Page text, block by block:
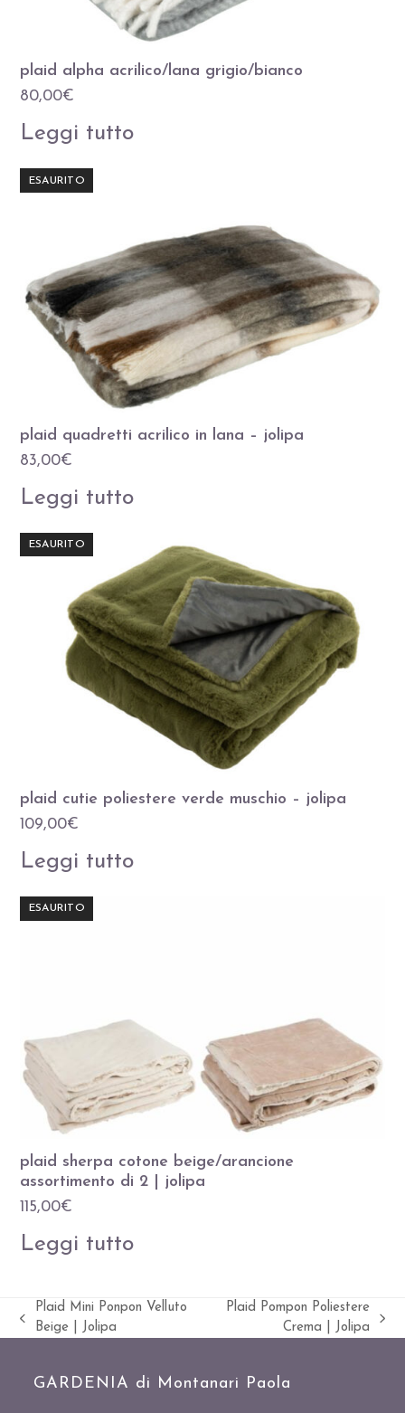
plaid alpha acrilico/lana grigio/bianco
80,00€
Leggi tutto
ESAURITO
plaid quadretti acrilico in lana – jolipa
83,00€
Leggi tutto
ESAURITO
plaid cutie poliestere verde muschio – jolipa
109,00€
Leggi tutto
ESAURITO
plaid sherpa cotone beige/arancione
assortimento di 2 | jolipa
115,00€
Leggi tutto
Slide
Plaid Mini Ponpon Velluto
Beige | Jolipa
Plaid Pompon Poliestere
Crema | Jolipa
GARDENIA di Montanari Paola